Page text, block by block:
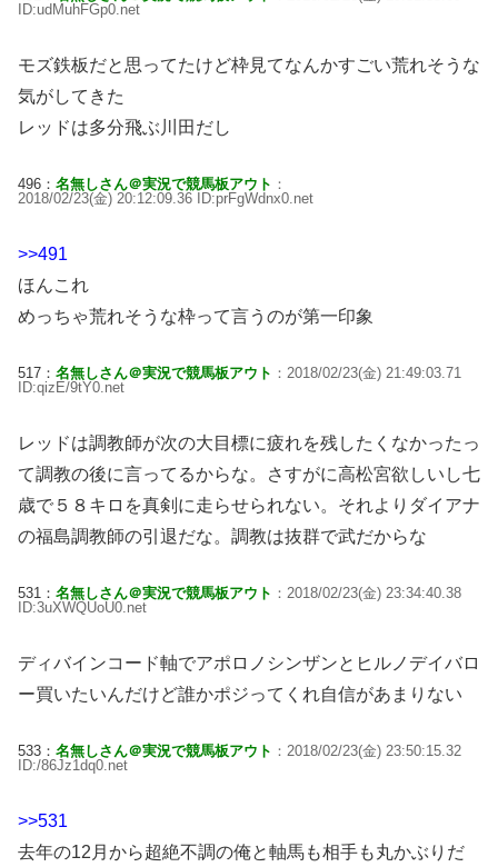
ID:udMuhFGp0.net
モズ鉄板だと思ってたけど枠見てなんかすごい荒れそうな
気がしてきた
レッドは多分飛ぶ川田だし
496： 名無しさん＠実況で競馬板アウト ：
2018/02/23(金) 20:12:09.36 ID:prFgWdnx0.net
>>491
ほんこれ
めっちゃ荒れそうな枠って言うのが第一印象
517： 名無しさん＠実況で競馬板アウト ：2018/02/23(金) 21:49:03.71
ID:qizE/9tY0.net
レッドは調教師が次の大目標に疲れを残したくなかったっ
て調教の後に言ってるからな。さすがに高松宮欲しいし七
歳で５８キロを真剣に走らせられない。それよりダイアナ
の福島調教師の引退だな。調教は抜群で武だからな
531： 名無しさん＠実況で競馬板アウト ：2018/02/23(金) 23:34:40.38
ID:3uXWQUoU0.net
ディバインコード軸でアポロノシンザンとヒルノデイバロ
ー買いたいんだけど誰かポジってくれ自信があまりない
533： 名無しさん＠実況で競馬板アウト ：2018/02/23(金) 23:50:15.32
ID:/86Jz1dq0.net
>>531
去年の12月から超絶不調の俺と軸馬も相手も丸かぶりだ